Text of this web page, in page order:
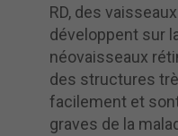
RD, des
développent sur
néovaisseaux
des structures
facilement et
graves de la